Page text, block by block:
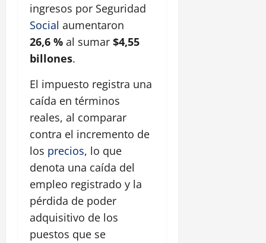
ingresos por Seguridad
Social aumentaron
26,6 % al sumar $4,55
billones.
El impuesto registra una
caída en términos
reales, al comparar
contra el incremento de
los precios, lo que
denota una caída del
empleo registrado y la
pérdida de poder
adquisitivo de los
puestos que se